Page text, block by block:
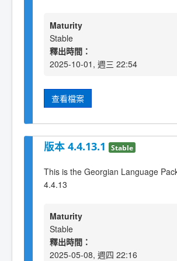
Maturity
Stable
釋出時間：
2025-10-01, 週三 22:54
查看檔案
版本 4.4.13.1 Stable
This is the Georgian Language
4.4.13
Maturity
Stable
釋出時間：
2025-05-08, 週四 22:16